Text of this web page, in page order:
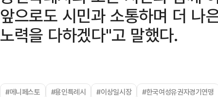
앞으로도 시민과 소통하며 더 나
노력을 다하겠다"고 말했다.
#메니페스토 #용인특례시 #이상일시장 #한국여성유권자경기연맹